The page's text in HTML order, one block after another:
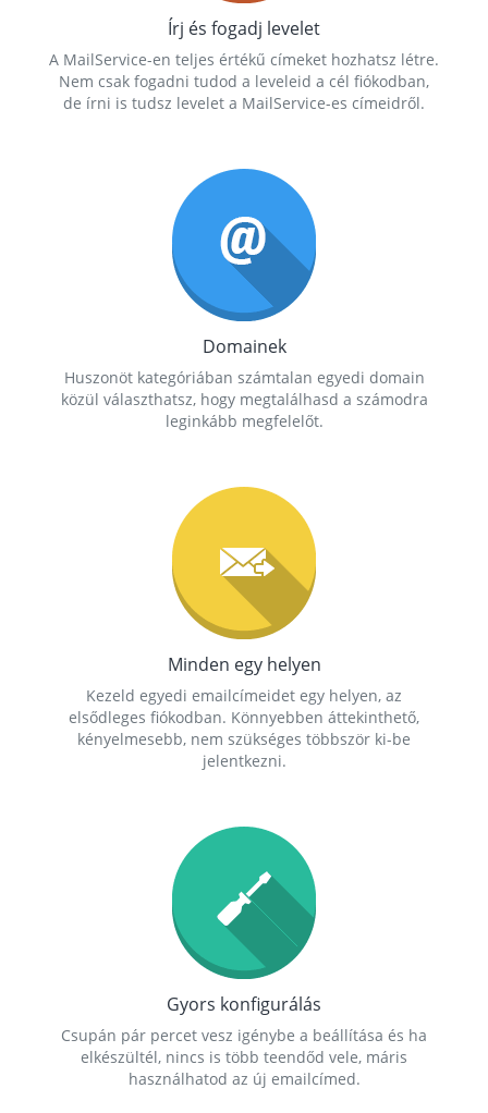
Írj és fogadj levelet
A MailService-en teljes értékű címeket hozhatsz létre.
Nem csak fogadni tudod a leveleid a cél fiókodban,
de írni is tudsz levelet a MailService-es címeidről.
Domainek
Huszonöt kategóriában számtalan egyedi domain
közül választhatsz, hogy megtalálhasd a számodra
leginkább megfelelőt.
Minden egy helyen
Kezeld egyedi emailcímeidet egy helyen, az
elsődleges fiókodban. Könnyebben áttekinthető,
kényelmesebb, nem szükséges többször ki-be
jelentkezni.
Gyors konfigurálás
Csupán pár percet vesz igénybe a beállítása és ha
elkészültél, nincs is több teendőd vele, máris
használhatod az új emailcímed.